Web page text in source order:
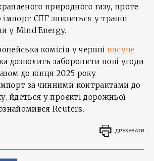
природного газу, проте
імпорт СПГ знизиться у травні
у Mind Energy.
комісія у червні висуне
дозволить заборонити нові угоди
до кінця 2025 року
за чинними контрактами до
йдеться у проєкті дорожньої
Reuters.
ДРУКУВАТИ